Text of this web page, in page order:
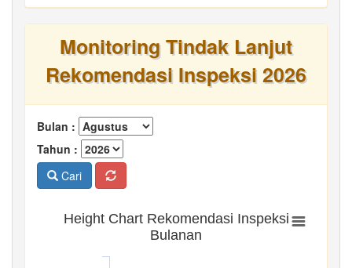
Monitoring Tindak Lanjut
Rekomendasi Inspeksi 2026
Bulan :
Tahun :
Cari
Height Chart Rekomendasi Inspeksi
Bulanan